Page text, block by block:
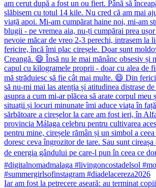
Iar am fost la petrecere aseară: au terminat copii